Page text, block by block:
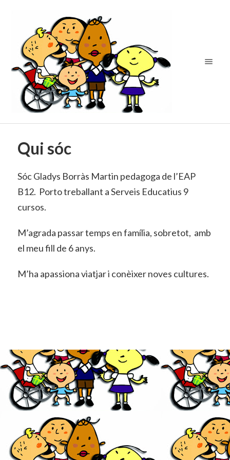
Qui sóc
Sóc Gladys Borràs Martin pedagoga de l’EAP
B12. Porto treballant a Serveis Educatius 9
cursos.
M’agrada passar temps en família, sobretot, amb
el meu fill de 6 anys.
M’ha apassiona viatjar i conèixer noves cultures.